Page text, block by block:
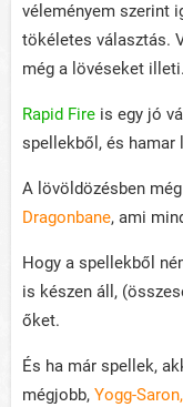
véleményem szerint
tökéletes választás.
még a lövéseket illeti.
Rapid Fire is egy jó
spellekből, és hamar
A lövöldözésben
Dragonbane, ami
Hogy a spellekből
is készen áll,
őket.
És ha már spellek,
mégjobb, Yogg-